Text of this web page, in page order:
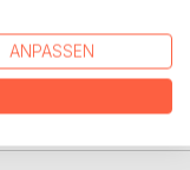
ANPASSEN